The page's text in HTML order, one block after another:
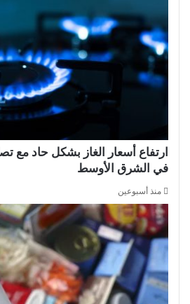
ارتفاع أسعار الغاز بشكل حاد مع
في الشرق الأوسط
منذ أسبوعين